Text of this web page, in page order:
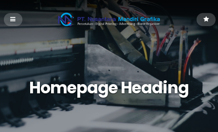
Homepage Heading